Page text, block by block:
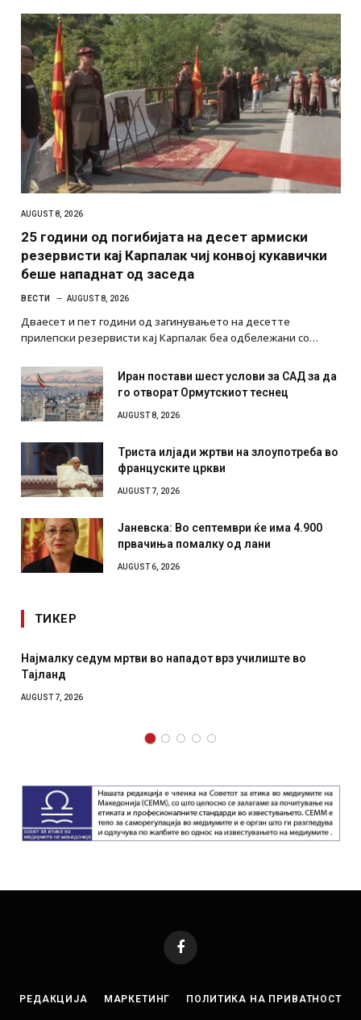
AUGUST 8, 2026
25 години од погибијата на десет армиски
резервисти кај Карпалак чиј конвој кукавички
беше нападнат од заседа
ВЕСТИ AUGUST 8, 2026
Дваесет и пет години од загинувањето на десетте
прилепски резервисти кај Карпалак беа одбележани со…
Иран постави шест услови за САД за да
го отворат Ормутскиот теснец
AUGUST 8, 2026
Триста илјади жртви на злоупотреба во
француските цркви
AUGUST 7, 2026
Јаневска: Во септември ќе има 4.900
првачиња помалку од лани
AUGUST 6, 2026
ТИКЕР
СОЗИС: Украинците повеќе им веруваат на генералите
отколку на Зеленски
AUGUST 7, 2026
Facebook
РЕДАКЦИЈА МАРКЕТИНГ ПОЛИТИКА НА ПРИВАТНОСТ